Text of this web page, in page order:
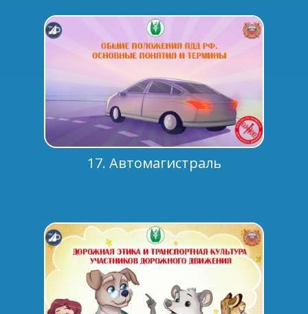
17. Автомагистраль